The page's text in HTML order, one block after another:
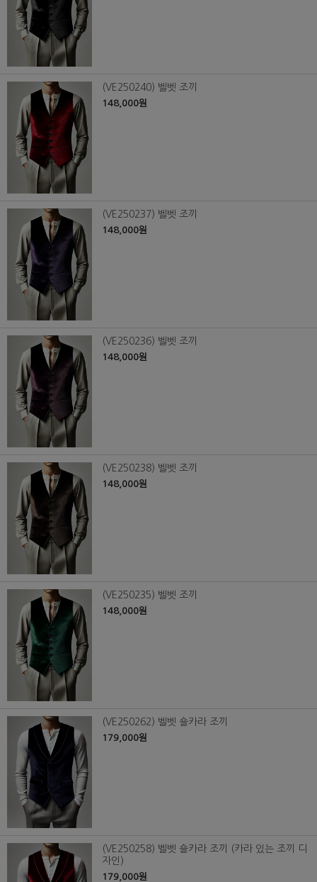
(VE250240) 벨벳 조끼
148,000원
(VE250237) 벨벳 조끼
148,000원
(VE250236) 벨벳 조끼
148,000원
(VE250238) 벨벳 조끼
148,000원
(VE250235) 벨벳 조끼
148,000원
(VE250262) 벨벳 숄카라 조끼
179,000원
(VE250258) 벨벳 숄카라 조끼 (카라 있는 조끼 디
자인)
179,000원